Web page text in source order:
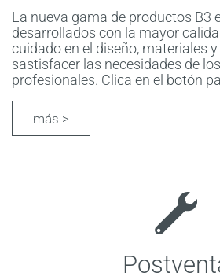
La nueva gama de productos B3
desarrollados con la mayor
cuidado en el diseño, materiales
sastisfacer las necesidades de
profesionales. Clica en el botón
más >